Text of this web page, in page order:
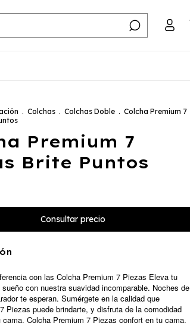
. Colchas . Colchas Doble . Colcha Premium 7
Premium 7
Brite Puntos
con las Colcha Premium 7 Piezas Eleva tu
con nuestra suavidad incomparable. Noches de
te esperan. Sumérgete en la calidad que
Piezas puede brindarte, y disfruta de la comodidad
Colcha Premium 7 Piezas confort en tu cama.